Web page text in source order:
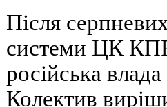
Пiсля
системи ЦК
росiйська
Колектив